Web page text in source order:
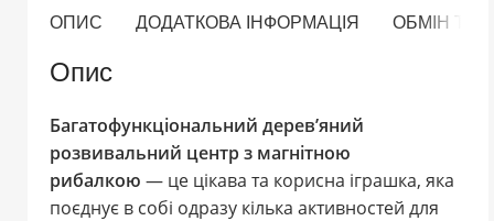
ОПИС ДОДАТКОВА ІНФОРМАЦІЯ ОБМІН ТА
Опис
Багатофункціональний дерев’яний
розвивальний центр з магнітною
рибалкою — це цікава та корисна іграшка, яка
поєднує в собі одразу кілька активностей для